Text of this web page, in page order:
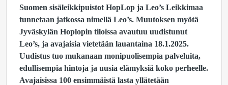
Suomen sisäleikkipuistot HopLop ja Leo’s Leikkimaa
tunnetaan jatkossa nimellä Leo’s. Muutoksen myötä
Jyväskylän Hoplopin tiloissa avautuu uudistunut
Leo’s, ja avajaisia vietetään lauantaina 18.1.2025.
Uudistus tuo mukanaan monipuolisempia palveluita,
edullisempia hintoja ja uusia elämyksiä koko perheelle.
Avajaisissa 100 ensimmäistä lasta yllätetään